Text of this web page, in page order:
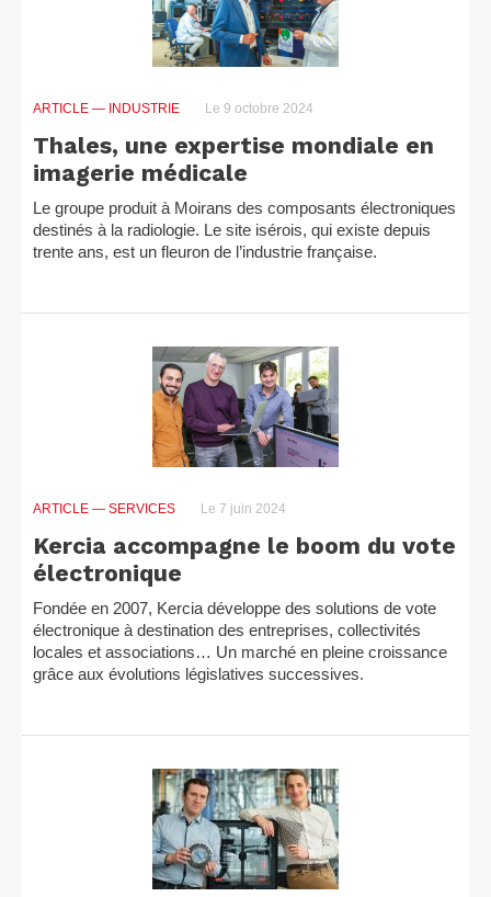
ARTICLE — INDUSTRIE Le 9 octobre 2024
Thales, une expertise mondiale en
imagerie médicale
Le groupe produit à Moirans des composants électroniques
destinés à la radiologie. Le site isérois, qui existe depuis
trente ans, est un fleuron de l’industrie française.
ARTICLE — SERVICES Le 7 juin 2024
Kercia accompagne le boom du vote
électronique
Fondée en 2007, Kercia développe des solutions de vote
électronique à destination des entreprises, collectivités
locales et associations… Un marché en pleine croissance
grâce aux évolutions législatives successives.